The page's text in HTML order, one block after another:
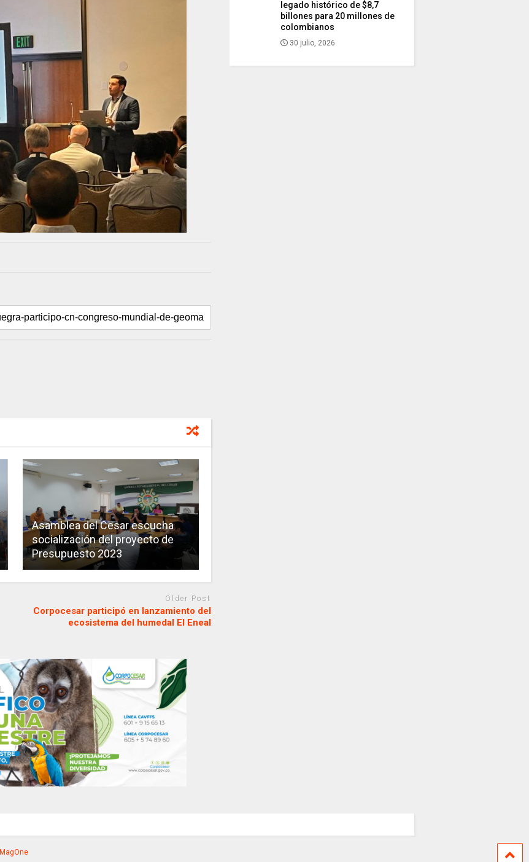
Asamblea del Cesar escucha
socialización del proyecto de
Presupuesto 2023
Older Post
Corpocesar participó en lanzamiento del
ecosistema del humedal El Eneal
legado histórico de $8,7
billones para 20 millones de
colombianos
30 julio, 2026
MagOne